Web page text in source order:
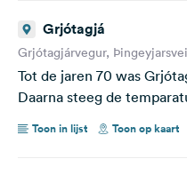
Grjótagjá
Grjótagjárvegur,
Tot de jaren 70 was
Daarna steeg de
Toon in lijst Toon op kaart